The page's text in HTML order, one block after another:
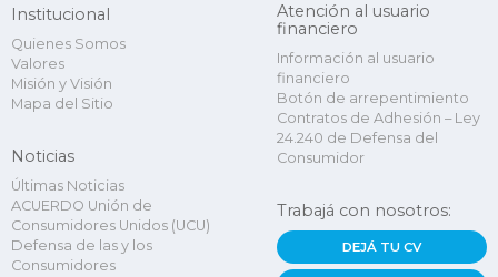
Institucional
Quienes Somos
Valores
Misión y Visión
Mapa del Sitio
Noticias
Últimas Noticias
ACUERDO Unión de
Consumidores Unidos (UCU)
Defensa de las y los
Consumidores
Atención al usuario
financiero
Información al usuario
financiero
Botón de arrepentimiento
Contratos de Adhesión – Ley
24.240 de Defensa del
Consumidor
Trabajá con nosotros:
DEJÁ TU CV